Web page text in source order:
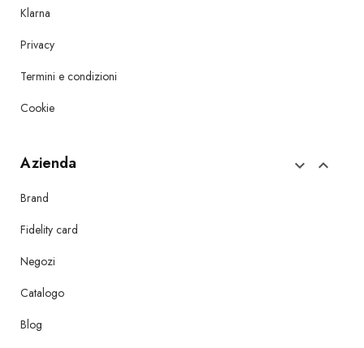
Klarna
Privacy
Termini e condizioni
Cookie
Azienda  
Brand
Fidelity card
Negozi
Catalogo
Blog